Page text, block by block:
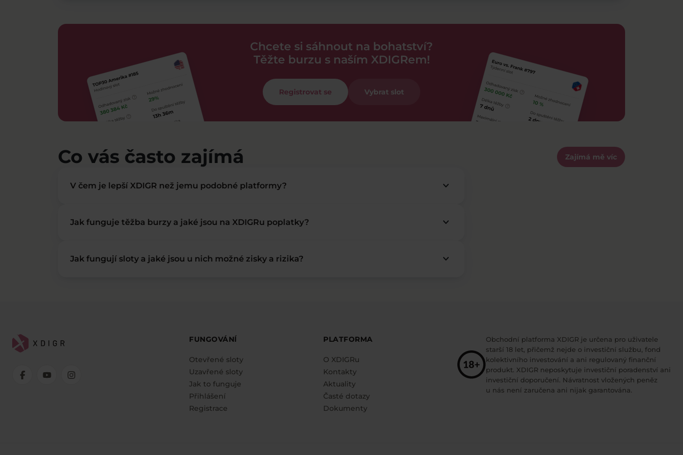
Chcete si sáhnout na bohatství?
Těžte burzu s naším XDIGRem!
Registrovat se Vybrat slot
Co vás často zajímá Zajímá mě víc
V čem je lepší XDIGR než jemu podobné platformy? keyboard_arrow_down
Jak funguje těžba burzy a jaké jsou na XDIGRu poplatky? keyboard_arrow_down
Jak fungují sloty a jaké jsou u nich možné zisky a rizika? keyboard_arrow_down
FUNGOVÁNÍ
Otevřené sloty
Uzavřené sloty
Jak to funguje
Přihlášení
Registrace
PLATFORMA
O XDIGRu
Kontakty
Aktuality
Časté dotazy
Dokumenty
Obchodní platforma XDIGR je určena pro uživatele
starší 18 let, přičemž nejde o investiční službu, fond
kolektivního investování a ani regulovaný finanční
produkt. XDIGR neposkytuje investiční poradenství ani
investiční doporučení. Návratnost vložených peněz
u nás není zaručena ani nijak garantována.